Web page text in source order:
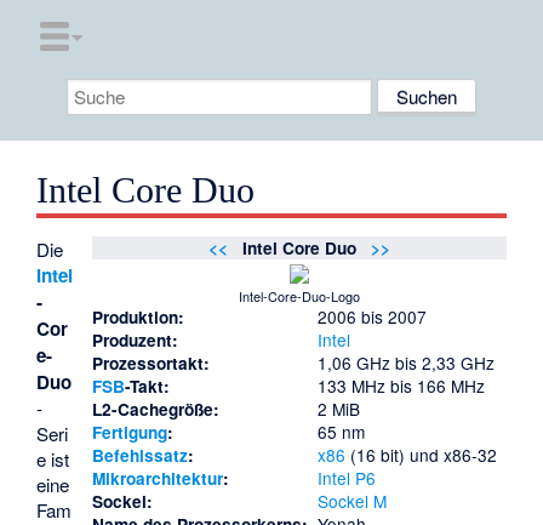
Intel Core Duo
<< Intel Core Duo >>
Intel-Core-Duo-Logo
Produktion: 2006 bis 2007
Produzent: Intel
Prozessortakt: 1,06 GHz bis 2,33 GHz
FSB-Takt: 133 MHz bis 166 MHz
L2-Cachegröße: 2 MiB
Fertigung: 65 nm
Befehlssatz: x86 (16 bit) und x86-32
Mikroarchitektur: Intel P6
Sockel: Sockel M
Die
Intel
-
Cor
e-
Duo
-
Seri
e ist
eine
Fam